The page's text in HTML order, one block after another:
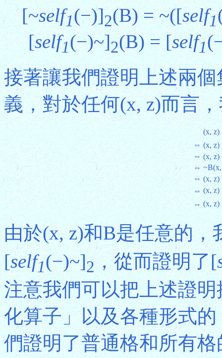
[~self1(−)]2(B) = ~([self1
[self1(−)~]2(B) = [self1
接著讓我們證明上述兩
義，對於任何(x, z)而言
(x,
⇔ (x,
⇔ (x,
⇔
⇔ (x,
⇔ (x,
⇔ (x,
由於(x, z)和B是任意的，
[self1(−)~]2，從而證明了[
注意我們可以把上述證
化算子」以及各種形式
們證明了普通格和所有